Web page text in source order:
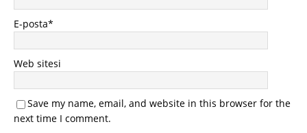
E-posta*
Web sitesi
Save my name, email, and website in this browser for the
next time I comment.